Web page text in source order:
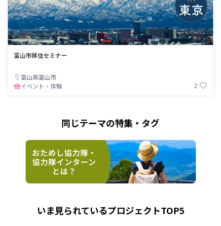
富山市移住セミナー
富山県富山市
イベント・体験
2
同じテーマの特集・タグ
いま見られているプロジェクトTOP5